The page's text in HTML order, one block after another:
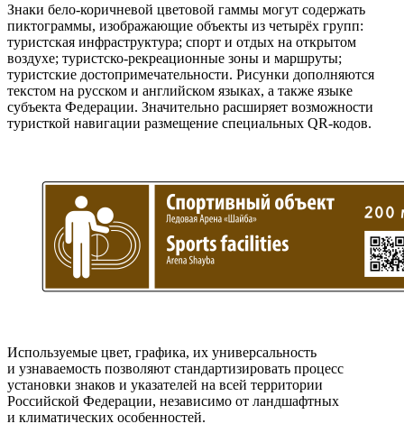
Знаки бело-коричневой цветовой гаммы могут содержать
пиктограммы, изображающие объекты из четырёх групп:
туристская инфраструктура; спорт и отдых на открытом
воздухе; туристско-рекреационные зоны и маршруты;
туристские достопримечательности. Рисунки дополняются
текстом на русском и английском языках, а также языке
субъекта Федерации. Значительно расширяет возможности
туристкой навигации размещение специальных QR-кодов.
Используемые цвет, графика, их универсальность
и узнаваемость позволяют стандартизировать процесс
установки знаков и указателей на всей территории
Российской Федерации, независимо от ландшафтных
и климатических особенностей.